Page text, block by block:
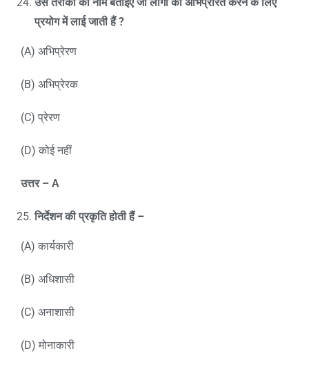
प्रयोग में लाई जाती हैं ?
(A) अभिप्रेरण
(B) अभिप्रेरक
(C) प्रेरण
(D) कोई नहीं
उत्तर – A
निर्देशन की प्रकृति होती हैं –
(A) कार्यकारी
(B) अधिशासी
(C) अनाशासी
(D) मोनाकारी